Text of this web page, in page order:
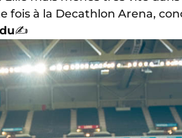
fois à la Decathlon Arena,
✍️